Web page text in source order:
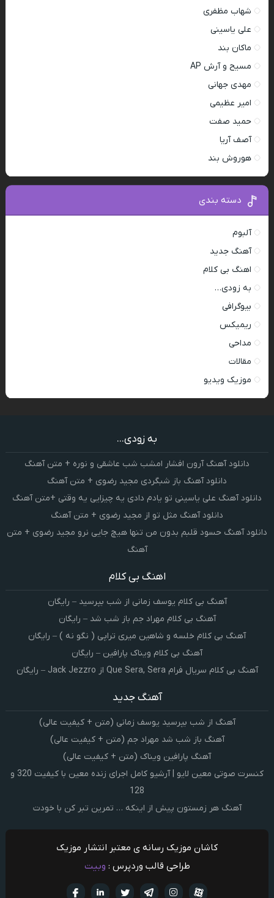
شهاب مظفری
علی یاسینی
ماکان بند
مسیح و آرش AP
مهدی جهانی
امیر عظیمی
حمید صفت
آصف آریا
هوروش بند
دسته بندی
آلبوم
آهنگ جدید
اهنگ بی کلام
به زودی…
بیوگرافی
ریمیکس
مداحی
مقالات
موزیک ویدیو
به زودی...
دانلود آهنگ آرون افشار امشب شب عاشقی و نوره + متن آهنگ
دانلود آهنگ باز شبگردی مجید رضوی + متن آهنگ
دانلود آهنگ علی یاسینی تو یادم دادی یه چیزایی یه وقتی +متن آهنگ
دانلود آهنگ مثل تو از مجید رضوی + متن آهنگ
دانلود آهنگ حسود قلبم بدون من تنها هیچ جایی نرو مجید رضوی + متن
آهنگ
اهنگ بی کلام
آهنگ بی کلام یوسف زمانی از شب بپرسید – رایگان
آهنگ بی کلام مهراد جم باز شب شد – رایگان
آهنگ بی کلام خلسه و شاهین میری تراپی ( نگو نه ) – رایگان
آهنگ بی کلام ویناک پارافین – رایگان
آهنگ بی کلام سریال فرام Que Sera, Sera از Jack Jezzro – رایگان
آهنگ جدید
آهنگ از شب بپرسید یوسف زمانی (متن + کیفیت عالی)
آهنگ باز شب شد مهراد جم (متن + کیفیت عالی)
آهنگ پارافین ویناک (متن + کیفیت عالی)
کنسرت صوتی معین لایو | آرشیو کامل اجرای زنده معین با کیفیت 320 و
128
آهنگ هر زمستون پیش از اینکه … تمرین تبر کن با خودت
کاشان موزیک رسانه ی معتبر انتشار موزیک
طراحی قالب وردپرس : وبیت
تويتر تلگرام
اینستاگرام آپارات